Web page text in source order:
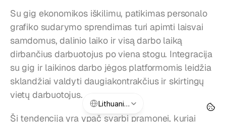
Su gig ekonomikos iškilimu, patikimas personalo
grafiko sudarymo sprendimas turi apimti laisvai
samdomus, dalinio laiko ir visą darbo laiką
dirbančius darbuotojus po viena stogu. Integracija
su gig ir laikinos darbo jėgos platformomis leidžia
sklandžiai valdyti daugiakontrakčius ir skirtingų
vietų darbuotojus.
Ši tendencija yra ypač svarbi pramonei, kuriai
Lithuanian